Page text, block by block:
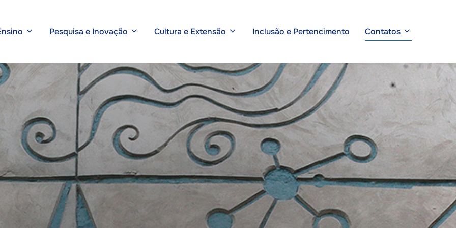
Pesquisa e Inovação Cultura e Extensão Inclusão e Pertencimento Contatos